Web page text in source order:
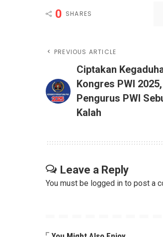
0 SHARES
PREVIOUS ARTICLE
Ciptakan
Kongres PWI
Pengurus PWI
Kalah
Leave a Reply
You must be logged in to post a